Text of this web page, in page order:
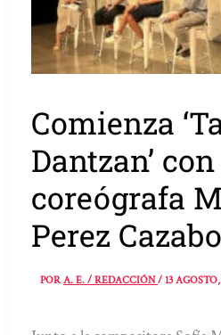
Comienza
Dantzan’
coreógrafa
Perez
PORA. E. / REDACCIÓN/13